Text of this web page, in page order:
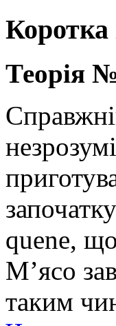
Коротка
Теорія
quene,
М’ясо
таким